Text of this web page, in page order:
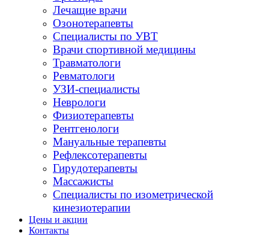
Лечащие врачи
Озонотерапевты
Специалисты по УВТ
Врачи спортивной медицины
Травматологи
Ревматологи
УЗИ-специалисты
Неврологи
Физиотерапевты
Рентгенологи
Мануальные терапевты
Рефлексотерапевты
Гирудотерапевты
Массажисты
Специалисты по изометрической
кинезиотерапии
Цены и акции
Контакты